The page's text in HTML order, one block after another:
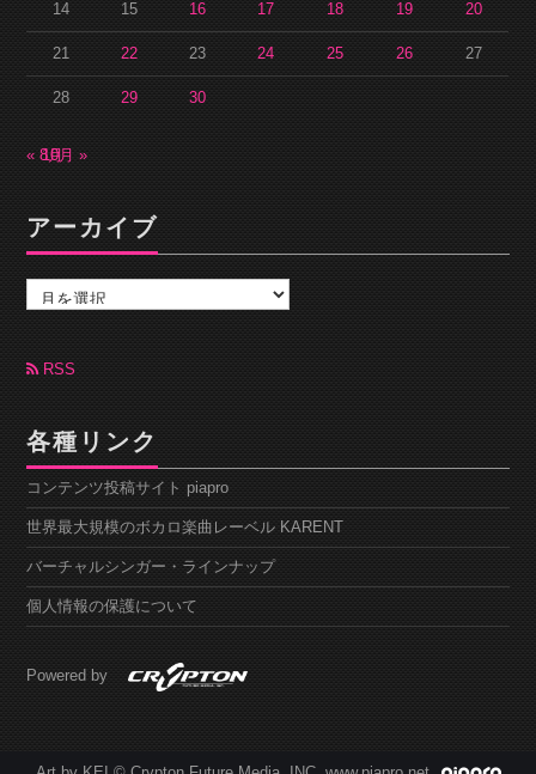
14 15 16 17 18 19 20
21 22 23 24 25 26 27
28 29 30
« 8月
10月 »
アーカイブ
カ
ブRSS
各種リンク
コンテンツ投稿サイト piapro
世界最大規模のボカロ楽曲レーベル KARENT
バーチャルシンガー・ラインナップ
個人情報の保護について
Powered by